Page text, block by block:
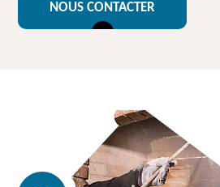
NOUS CONTACTER